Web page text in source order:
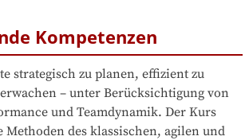
Kompetenzen
strategisch zu planen, effizient zu
– unter Berücksichtigung von
und Teamdynamik. Der Kurs
des klassischen, agilen und